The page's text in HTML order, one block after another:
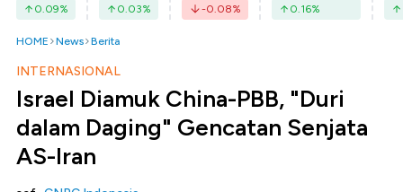
0.09% 0.03% -0.08% 0.16%
HOME News Berita
INTERNASIONAL
Israel Diamuk China-PBB, "Duri
dalam Daging" Gencatan Senjata
AS-Iran